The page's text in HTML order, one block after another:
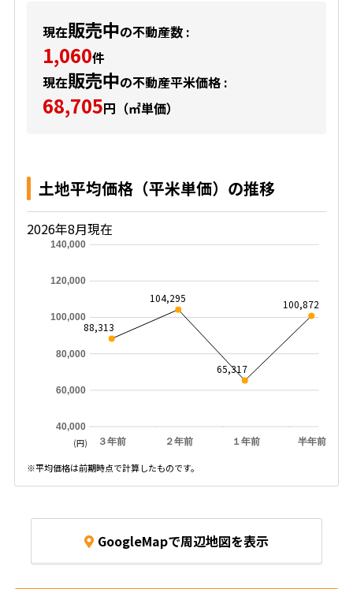
現在販売中の不動産数 :
1,060件
現在販売中の不動産平米価格 :
68,705円（㎡単価）
土地平均価格（平米単価）の推移
2026年8月現在
３年前 ２年前 １年前 半年前
40,000
60,000
80,000
100,000
120,000
140,000
88,313
104,295
65,317
100,872
(円)
※平均価格は前期時点で計算したものです。
GoogleMapで周辺地図を表示